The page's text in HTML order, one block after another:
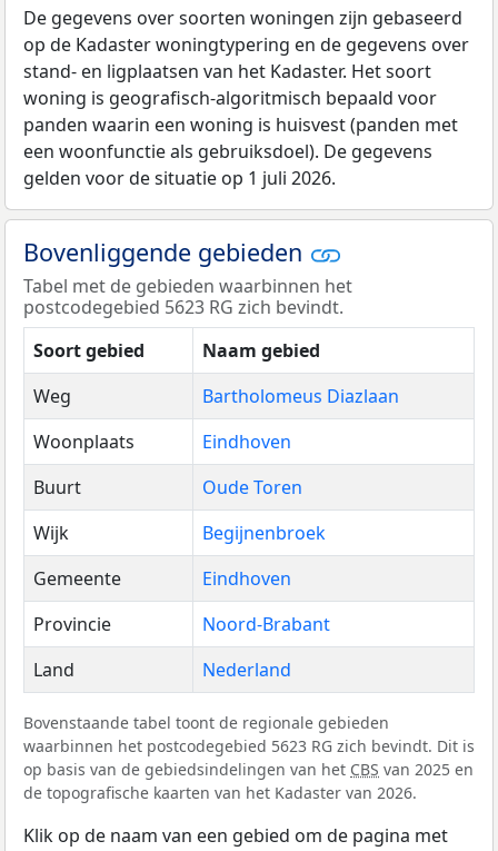
De gegevens over soorten woningen zijn gebaseerd
op de Kadaster woningtypering en de gegevens over
stand- en ligplaatsen van het Kadaster. Het soort
woning is geografisch-algoritmisch bepaald voor
panden waarin een woning is huisvest (panden met
een woonfunctie als gebruiksdoel). De gegevens
gelden voor de situatie op 1 juli 2026.
Bovenliggende gebieden
Tabel met de gebieden waarbinnen het
postcodegebied 5623 RG zich bevindt.
Soort gebied
Naam gebied
Weg
Bartholomeus Diazlaan
Woonplaats
Eindhoven
Buurt
Oude Toren
Wijk
Begijnenbroek
Gemeente
Eindhoven
Provincie
Noord-Brabant
Land
Nederland
Bovenstaande tabel toont de regionale gebieden
waarbinnen het postcodegebied 5623 RG zich bevindt. Dit is
op basis van de gebiedsindelingen van het CBS van 2025 en
de topografische kaarten van het Kadaster van 2026.
Klik op de naam van een gebied om de pagina met